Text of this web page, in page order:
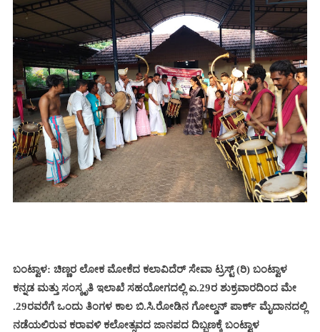
ಬಂಟ್ವಾಳ: ಚಿಣ್ಣರ ಲೋಕ ಮೋಕೆದ ಕಲಾವಿದೆರ್ ಸೇವಾ ಟ್ರಸ್ಟ್ (ರಿ) ಬಂಟ್ವಾಳ
ಕನ್ನಡ ಮತ್ತು ಸಂಸ್ಕೃತಿ ಇಲಾಖೆ ಸಹಯೋಗದಲ್ಲಿ ಏ.29ರ ಶುಕ್ರವಾರದಿಂದ ಮೇ
.29ರವರೆಗೆ ಒಂದು ತಿಂಗಳ ಕಾಲ ಬಿ.ಸಿ.ರೋಡಿನ ಗೋಲ್ಡನ್ ಪಾರ್ಕ್ ಮೈದಾನದಲ್ಲಿ
ನಡೆಯಲಿರುವ ಕರಾವಳಿ ಕಲೋತ್ಸವದ ಜಾನಪದ ದಿಬ್ಬಣಕ್ಕೆ ಬಂಟ್ವಾಳ